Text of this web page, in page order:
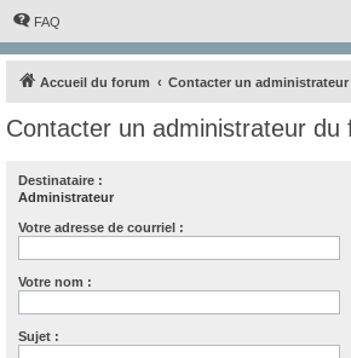
FAQ
Accueil du forum Contacter un
Contacter un administrateur du
Destinataire :
Administrateur
Votre adresse de courriel :
Votre nom :
Sujet :